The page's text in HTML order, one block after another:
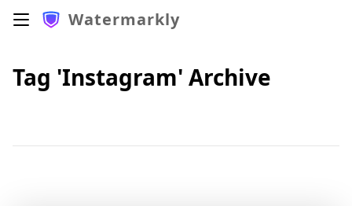
Watermarkly
Tag 'Instagram' Archive